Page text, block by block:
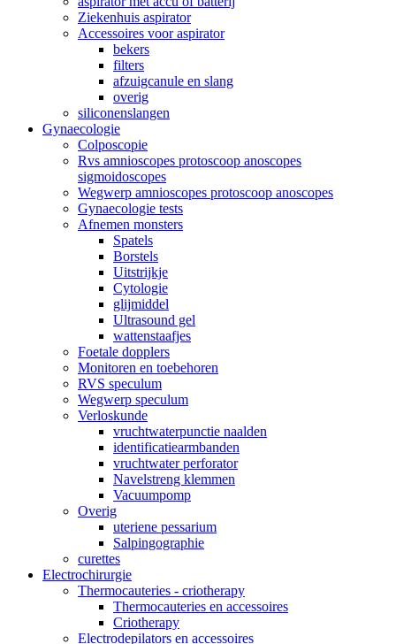
Ziekenhuis aspirator
Accessoires voor aspirator
bekers
filters
afzuigcanule en slang
overig
siliconenslangen
Gynaecologie
Colposcopie
Rvs amnioscopes protoscoop anoscopes
sigmoidoscopes
Wegwerp amnioscopes protoscoop anoscopes
Gynaecologie tests
Afnemen monsters
Spatels
Borstels
Uitstrijkje
Cytologie
glijmiddel
Ultrasound gel
wattenstaafjes
Foetale dopplers
Monitoren en toebehoren
RVS speculum
Wegwerp speculum
Verloskunde
vruchtwaterpunctie naalden
identificatiearmbanden
vruchtwater perforator
Navelstreng klemmen
Vacuumpomp
Overig
uteriene pessarium
Salpingographie
curettes
Electrochirurgie
Thermocauteries - criotherapy
Thermocauteries en accessoires
Criotherapy
Electrodepilators en accessoires